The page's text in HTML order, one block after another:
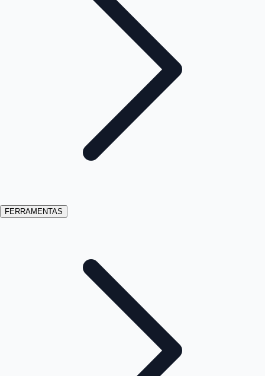
FERRAMENTAS